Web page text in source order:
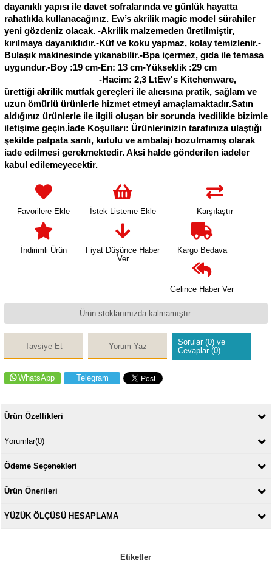
dayanıklı yapısı ile davet sofralarında ve günlük hayatta
rahatlıkla kullanacağınız. Ew’s akrilik magic model sürahiler
yeni gözdeniz olacak. -Akrilik malzemeden üretilmiştir,
kırılmaya dayanıklıdır.-Küf ve koku yapmaz, kolay temizlenir.-
Bulaşık makinesinde yıkanabilir.-Bpa içermez, gıda ile temasa
uygundur.-Boy :19 cm-En: 13 cm-Yükseklik :29 cm
-Hacim: 2,3 LtEw's Kitchenware,
ürettiği akrilik mutfak gereçleri ile alıcısına pratik, sağlam ve
uzun ömürlü ürünlerle hizmet etmeyi amaçlamaktadır.Satın
aldığınız ürünlerle ile ilgili oluşan bir sorunda ivedilikle bizimle
iletişime geçin.İade Koşulları: Ürünlerinizin tarafınıza ulaştığı
şekilde patpata sarılı, kutulu ve ambalajı bozulmamış olarak
iade edilmesi gerekmektedir. Aksi halde gönderilen iadeler
kabul edilemeyecektir.
Favorilere Ekle İstek Listeme Ekle Karşılaştır
İndirimli Ürün
Fiyat Düşünce Haber
Ver
Kargo Bedava
Gelince Haber Ver
Ürün stoklarımızda kalmamıştır.
Tavsiye Et Yorum Yaz
Sorular (0) ve
Cevaplar (0)
WhatsApp Telegram
Ürün Özellikleri
Yorumlar(0)
Ödeme Seçenekleri
Ürün Önerileri
YÜZÜK ÖLÇÜSÜ HESAPLAMA
Etiketler